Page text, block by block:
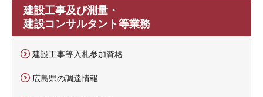
建設工事及び測量・
建設コンサルタント等業務
建設工事等入札参加資格
広島県の調達情報